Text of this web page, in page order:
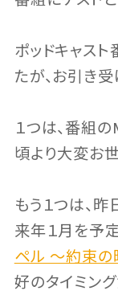
ポッドキャス
たが、お引き
１つは、番組
頃より大変お
もう１つは、
来年１月を予定
ペル ～約束の
好のタイミング